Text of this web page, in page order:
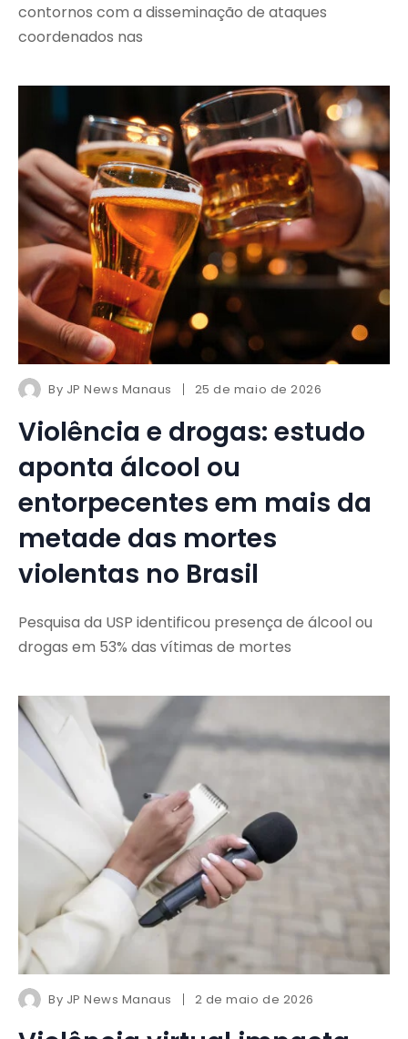
contornos com a disseminação de ataques
coordenados nas
By JP News Manaus 25 de maio de 2026
Violência e drogas: estudo
aponta álcool ou
entorpecentes em mais da
metade das mortes
violentas no Brasil
Pesquisa da USP identificou presença de álcool ou
drogas em 53% das vítimas de mortes
By JP News Manaus 2 de maio de 2026